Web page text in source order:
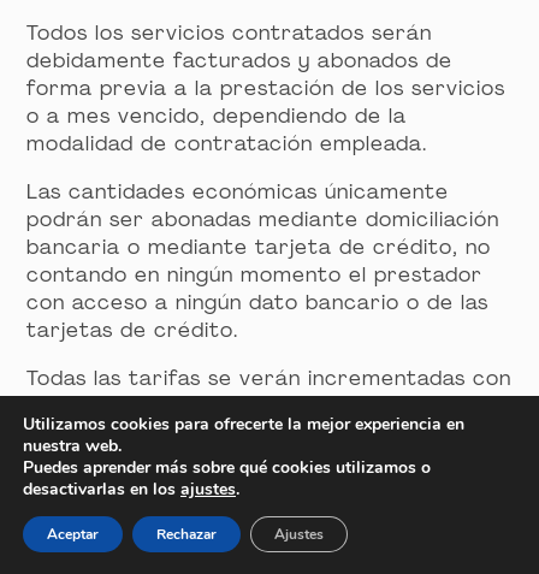
Todos los servicios contratados serán
debidamente facturados y abonados de
forma previa a la prestación de los servicios
o a mes vencido, dependiendo de la
modalidad de contratación empleada.
Las cantidades económicas únicamente
podrán ser abonadas mediante domiciliación
bancaria o mediante tarjeta de crédito, no
contando en ningún momento el prestador
con acceso a ningún dato bancario o de las
tarjetas de crédito.
Todas las tarifas se verán incrementadas con
vigentes en la fecha de emisión de la
factura, quedando debidamente reflejados
en el resumen de cada compra.
Utilizamos cookies para ofrecerte la mejor experiencia en
nuestra web.
Puedes aprender más sobre qué cookies utilizamos o
desactivarlas en los ajustes.
Aceptar Rechazar Ajustes